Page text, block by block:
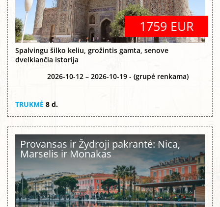
1759 EUR
Spalvingu šilko keliu, grožintis gamta, senove
dvelkiančia istorija
2026-10-12 – 2026-10-19 - (grupė renkama)
TRUKMĖ 8 d.
Provansas ir Žydroji pakrantė: Nica,
Marselis ir Monakas